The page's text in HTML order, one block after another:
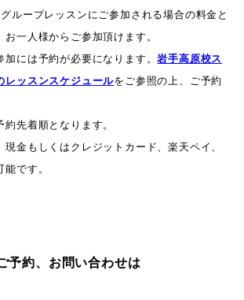
ループレッスンにご参加される場合の料金と
お一人様からご参加頂けます。
には予約が必要になります。岩手高原校ス
レッスンスケジュールをご参照の上、ご予約
先着順となります。
金もしくはクレジットカード、楽天ペイ、
です。
予約、お問い合わせは